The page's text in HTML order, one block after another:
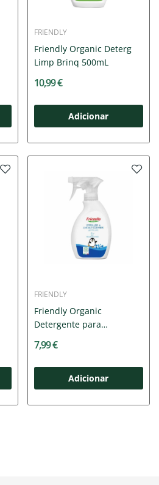
FRIENDLY
Friendly Organic Deterg
Limp Brinq 500mL
10,99 €
Adicionar
FRIENDLY
Friendly Organic
Detergente para
7,99 €
Adicionar